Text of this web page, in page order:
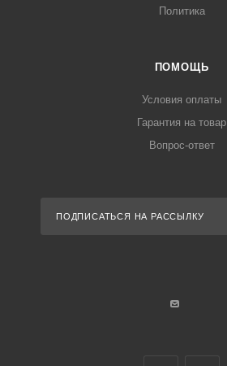
Политика
ПОМОЩЬ
Условия оплаты
Гарантия на товар
Вопрос-ответ
ПОДПИСАТЬСЯ НА РАССЫЛКУ